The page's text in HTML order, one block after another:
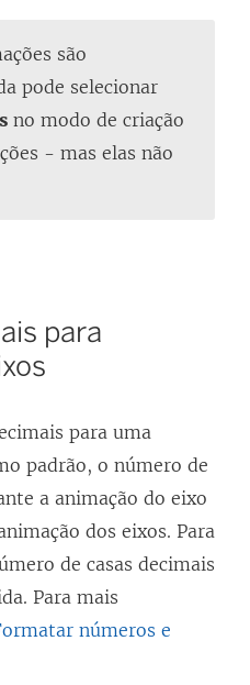
são
pode selecionar
no modo de criação
- mas elas não
para
para uma
padrão, o número de
a animação do eixo
dos eixos. Para
de casas decimais
Para mais
números e